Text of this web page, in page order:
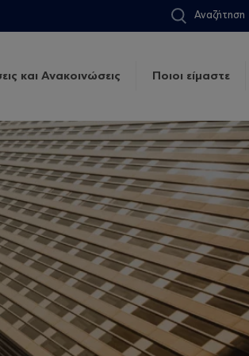
Αναζήτηση
και Ανακοινώσεις Ποιοι είμαστε